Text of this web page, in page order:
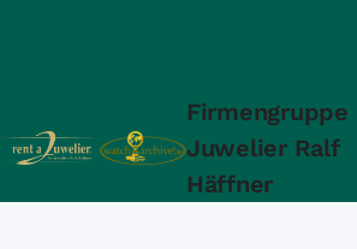
Firmengruppe
Juwelier Ralf
Häffner